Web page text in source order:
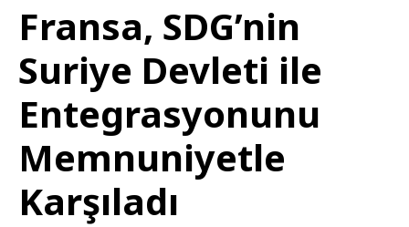
Fransa, SDG’nin
Suriye Devleti ile
Entegrasyonunu
Memnuniyetle
Karşıladı